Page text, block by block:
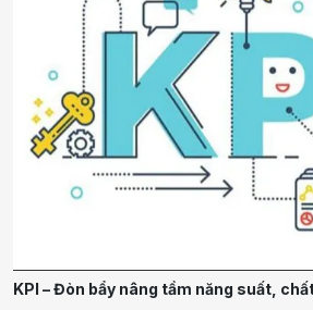
KPI – Đòn bẩy nâng tầm năng suất,